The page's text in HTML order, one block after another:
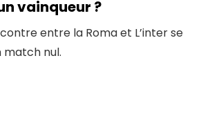
vainqueur ?
entre la Roma et L’inter se
match nul.